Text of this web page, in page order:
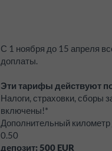
С 1 ноября до 15 апреля
доплаты.
Эти тарифы действуют
Налоги, страховки, сборы
включены!*
Дополнительный километр
0.50
депозит: 500 EUR